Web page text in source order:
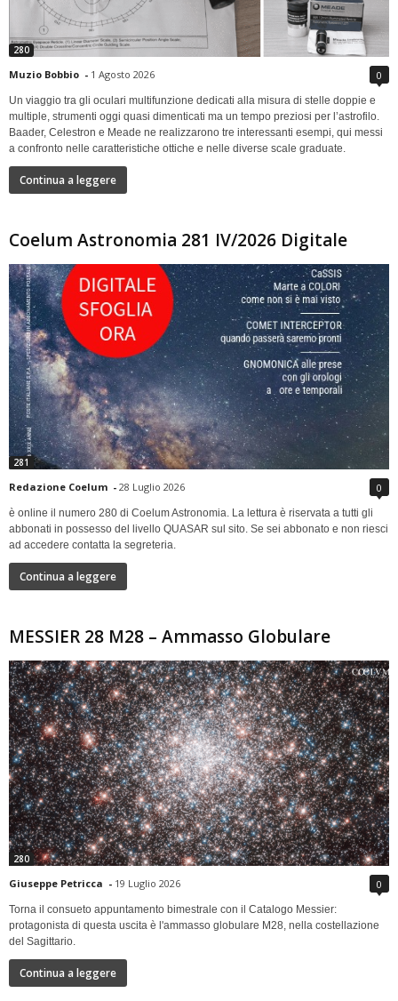
280
Muzio Bobbio - 1 Agosto 2026 0
Un viaggio tra gli oculari multifunzione dedicati alla misura di stelle doppie e
multiple, strumenti oggi quasi dimenticati ma un tempo preziosi per l’astrofilo.
Baader, Celestron e Meade ne realizzarono tre interessanti esempi, qui messi
a confronto nelle caratteristiche ottiche e nelle diverse scale graduate.
Continua a leggere
Coelum Astronomia 281 IV/2026 Digitale
281
Redazione Coelum - 28 Luglio 2026 0
è online il numero 280 di Coelum Astronomia. La lettura è riservata a tutti gli
abbonati in possesso del livello QUASAR sul sito. Se sei abbonato e non riesci
ad accedere contatta la segreteria.
Continua a leggere
MESSIER 28 M28 – Ammasso Globulare
280
Giuseppe Petricca - 19 Luglio 2026 0
Torna il consueto appuntamento bimestrale con il Catalogo Messier:
protagonista di questa uscita è l'ammasso globulare M28, nella costellazione
del Sagittario.
Continua a leggere